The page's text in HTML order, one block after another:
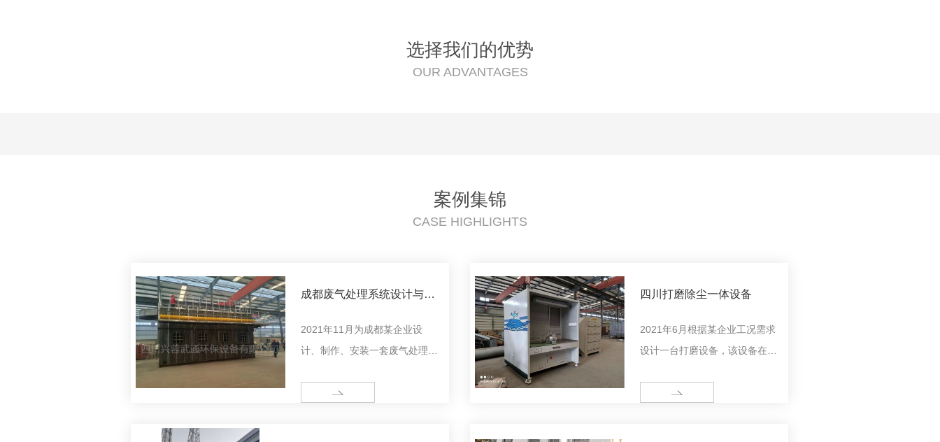
选择我们的优势
OUR ADVANTAGES
案例集锦
CASE HIGHLIGHTS
成都废气处理系统设计与制
2021年11月为成都某企业设
计、制作、安装一套废气处理系
器，风量68000?/h。目前该套
MORE
四川打磨除尘一体设备
2021年6月根据某企业工况需求
设计一台打磨设备，该设备在满
工人的操作条件，这需要工程师
MORE